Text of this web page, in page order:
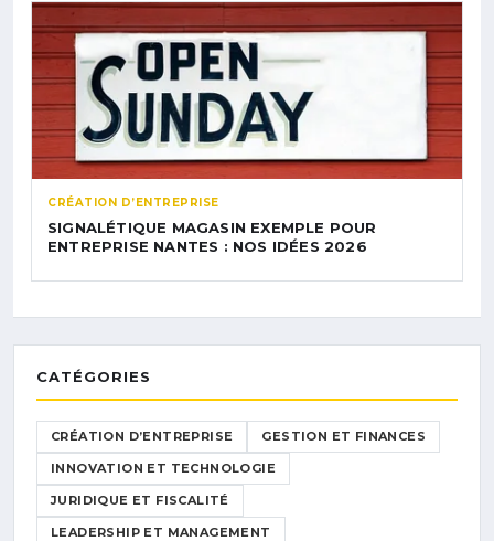
CRÉATION D’ENTREPRISE
SIGNALÉTIQUE MAGASIN EXEMPLE POUR
ENTREPRISE NANTES : NOS IDÉES 2026
CATÉGORIES
CRÉATION D’ENTREPRISE GESTION ET FINANCES
INNOVATION ET TECHNOLOGIE
JURIDIQUE ET FISCALITÉ
LEADERSHIP ET MANAGEMENT